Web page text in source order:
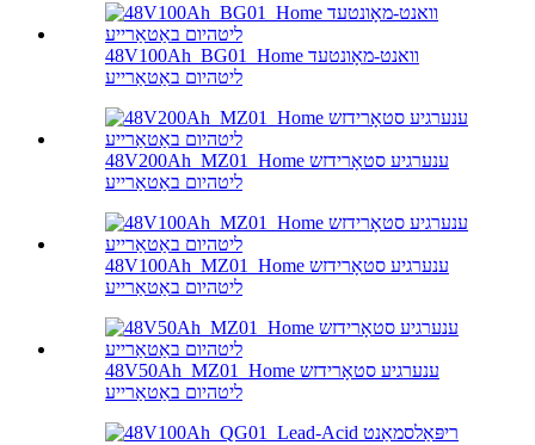
48V100Ah_BG01_Home וואנט-מאָונטעד
ליטהיום באַטאַרייע
48V200Ah_MZ01_Home ענערגיע סטאָרידזש
ליטהיום באַטאַרייע
48V100Ah_MZ01_Home ענערגיע סטאָרידזש
ליטהיום באַטאַרייע
48V50Ah_MZ01_Home ענערגיע סטאָרידזש
ליטהיום באַטאַרייע